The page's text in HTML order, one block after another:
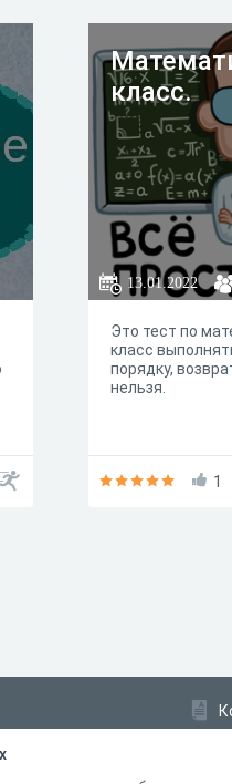
класс.
13.01.2022
Это тест по
класс
порядку,
нельзя.
1